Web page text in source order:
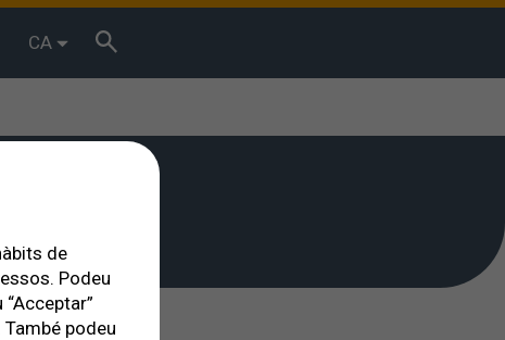
CA
de
Podeu
podeu